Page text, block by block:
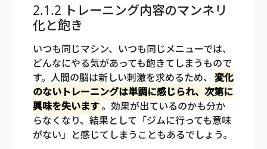
2.1.2 トレーニング内容のマンネリ
化と飽き
いつも同じマシン、いつも同じメニューでは、
どんなにやる気があっても飽きてしまうもので
す。人間の脳は新しい刺激を求めるため、 変化
のないトレーニングは単調に感じられ、次第に
興味を失います。効果が出ているのかも分か
らなくなり、結果として「ジムに行っても意味
がない」と感じてしまうこともあるでしょう。